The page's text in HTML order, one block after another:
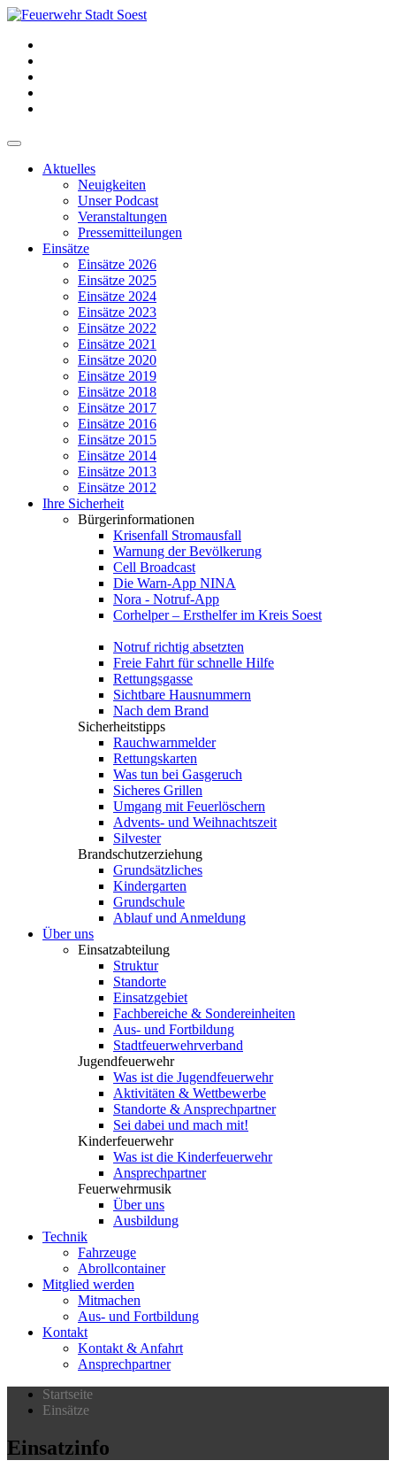
Aktuelles
Neuigkeiten
Unser Podcast
Veranstaltungen
Pressemitteilungen
Einsätze
Einsätze 2026
Einsätze 2025
Einsätze 2024
Einsätze 2023
Einsätze 2022
Einsätze 2021
Einsätze 2020
Einsätze 2019
Einsätze 2018
Einsätze 2017
Einsätze 2016
Einsätze 2015
Einsätze 2014
Einsätze 2013
Einsätze 2012
Ihre Sicherheit
Bürgerinformationen
Krisenfall Stromausfall
Warnung der Bevölkerung
Cell Broadcast
Die Warn-App NINA
Nora - Notruf-App
Corhelper – Ersthelfer im Kreis Soest
Notruf richtig absetzten
Freie Fahrt für schnelle Hilfe
Rettungsgasse
Sichtbare Hausnummern
Nach dem Brand
Sicherheitstipps
Rauchwarnmelder
Rettungskarten
Was tun bei Gasgeruch
Sicheres Grillen
Umgang mit Feuerlöschern
Advents- und Weihnachtszeit
Silvester
Brandschutzerziehung
Grundsätzliches
Kindergarten
Grundschule
Ablauf und Anmeldung
Über uns
Einsatzabteilung
Struktur
Standorte
Einsatzgebiet
Fachbereiche & Sondereinheiten
Aus- und Fortbildung
Stadtfeuerwehrverband
Jugendfeuerwehr
Was ist die Jugendfeuerwehr
Aktivitäten & Wettbewerbe
Standorte & Ansprechpartner
Sei dabei und mach mit!
Kinderfeuerwehr
Was ist die Kinderfeuerwehr
Ansprechpartner
Feuerwehrmusik
Über uns
Ausbildung
Technik
Fahrzeuge
Abrollcontainer
Mitglied werden
Mitmachen
Aus- und Fortbildung
Kontakt
Kontakt & Anfahrt
Ansprechpartner
Startseite
Einsätze
Einsatzinfo